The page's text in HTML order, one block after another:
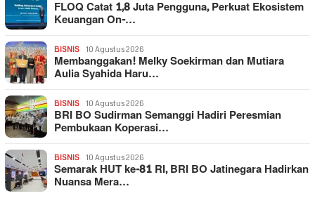
FLOQ Catat 1,8 Juta Pengguna, Perkuat Ekosistem
Keuangan On-…
BISNIS 10 Agustus 2026
Membanggakan! Melky Soekirman dan Mutiara
Aulia Syahida Haru…
BISNIS 10 Agustus 2026
BRI BO Sudirman Semanggi Hadiri Peresmian
Pembukaan Koperasi…
BISNIS 10 Agustus 2026
Semarak HUT ke-81 RI, BRI BO Jatinegara Hadirkan
Nuansa Mera…